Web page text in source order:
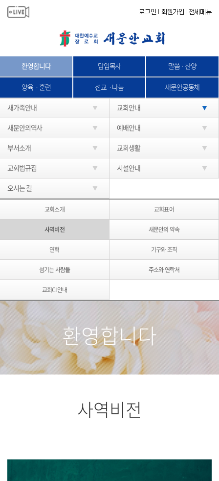
로그인 회원가입 전체메뉴
환영합니다
새가족안내 교회안내
교회소개 교회표어
사역비전 새문안의 약속
연혁 기구와 조직
섬기는 사람들 주소와 연락처
교회CI안내
교회CI안내 140주년 헌당 엠블럼
새문안의역사 예배안내
부서소개 교회생활
교회법규집 시설안내
오시는 길
담임목사 말씀 · 찬양
양육ㆍ훈련 선교ㆍ나눔 새문안공동체
환영합니다
사역비전